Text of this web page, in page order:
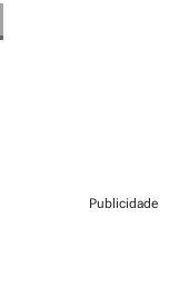
Publicidade